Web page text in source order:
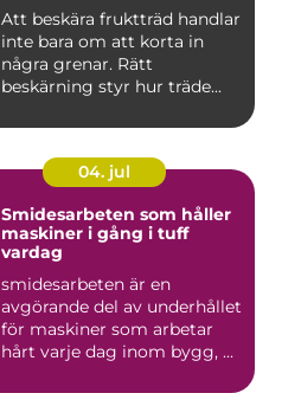
Att beskära fruktträd handlar
inte bara om att korta in
några grenar. Rätt
beskärning styr hur träde...
04. jul
Smidesarbeten som håller
maskiner i gång i tuff
vardag
smidesarbeten är en
avgörande del av underhållet
för maskiner som arbetar
hårt varje dag inom bygg, ...